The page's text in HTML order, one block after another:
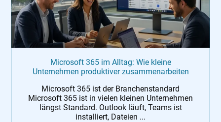
Microsoft 365 im Alltag: Wie kleine
Unternehmen produktiver zusammenarbeiten
Microsoft 365 ist der Branchenstandard
Microsoft 365 ist in vielen kleinen Unternehmen
längst Standard. Outlook läuft, Teams ist
installiert, Dateien